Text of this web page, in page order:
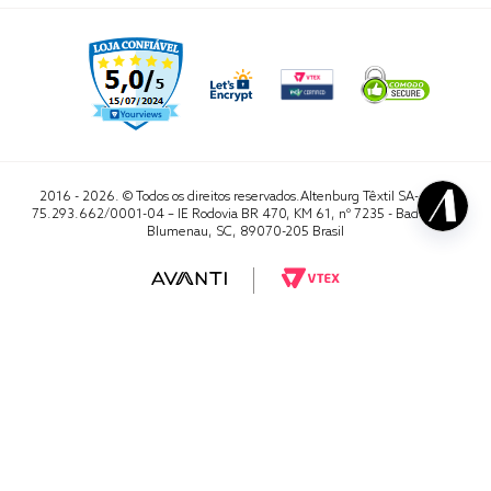
2016 - 2026. © Todos os direitos reservados.Altenburg Têxtil SA- CNPJ
75.293.662/0001-04 – IE Rodovia BR 470, KM 61, nº 7235 - Badenfurt,
Blumenau, SC, 89070-205 Brasil